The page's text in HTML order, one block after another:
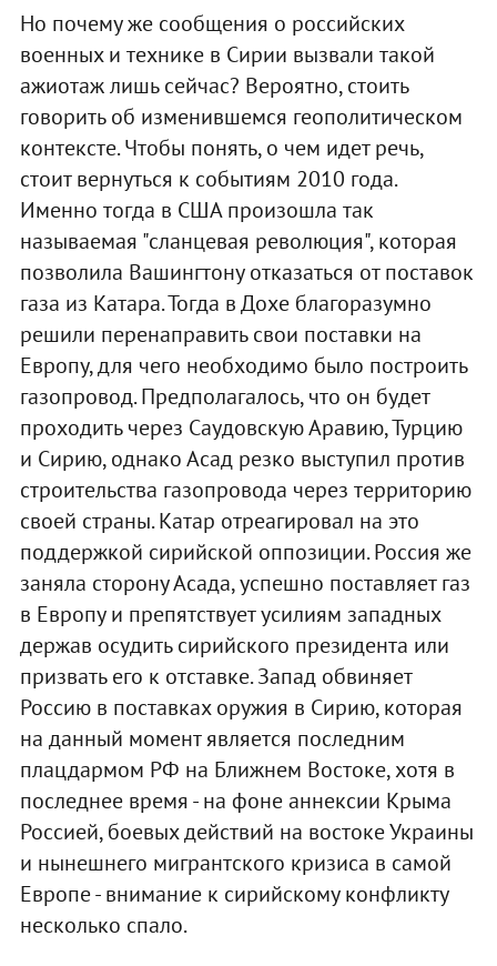
Но почему же сообщения о российских
военных и технике в Сирии вызвали такой
ажиотаж лишь сейчас? Вероятно, стоить
говорить об изменившемся геополитическом
контексте. Чтобы понять, о чем идет речь,
стоит вернуться к событиям 2010 года.
Именно тогда в США произошла так
называемая "сланцевая революция", которая
позволила Вашингтону отказаться от поставок
газа из Катара. Тогда в Дохе благоразумно
решили перенаправить свои поставки на
Европу, для чего необходимо было построить
газопровод. Предполагалось, что он будет
проходить через Саудовскую Аравию, Турцию
и Сирию, однако Асад резко выступил против
строительства газопровода через территорию
своей страны. Катар отреагировал на это
поддержкой сирийской оппозиции. Россия же
заняла сторону Асада, успешно поставляет газ
в Европу и препятствует усилиям западных
держав осудить сирийского президента или
призвать его к отставке. Запад обвиняет
Россию в поставках оружия в Сирию, которая
на данный момент является последним
плацдармом РФ на Ближнем Востоке, хотя в
последнее время - на фоне аннексии Крыма
Россией, боевых действий на востоке Украины
и нынешнего мигрантского кризиса в самой
Европе - внимание к сирийскому конфликту
несколько спало.